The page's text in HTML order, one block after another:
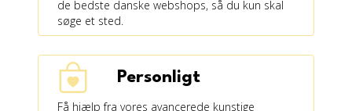
de bedste danske webshops, så du kun skal
søge et sted.
Personligt
Få hjælp fra vores avancerede kunstige